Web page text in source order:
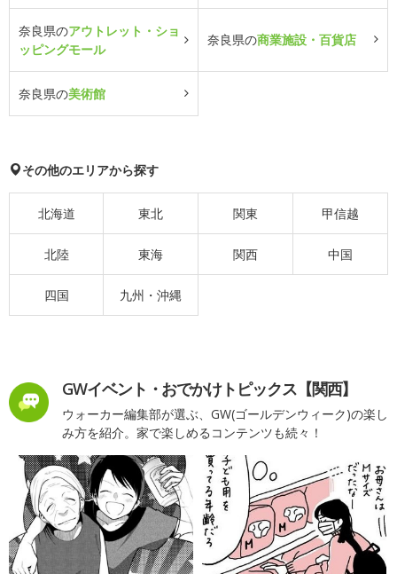
奈良県のアウトレット・ショ
ッピングモール
奈良県の商業施設・百貨店
奈良県の美術館
その他のエリアから探す
北海道 東北 関東 甲信越
北陸 東海 関西 中国
四国 九州・沖縄
GWイベント・おでかけトピックス【関西】
ウォーカー編集部が選ぶ、GW(ゴールデンウィーク)の楽し
み方を紹介。家で楽しめるコンテンツも続々！